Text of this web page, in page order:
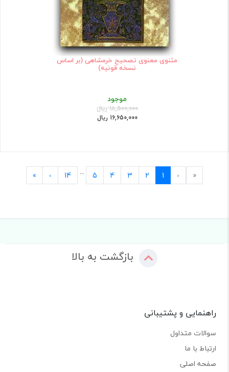
مثنوی معنوی تصحیح خرمشاهی (بر اساس
نسخه قونیه)
موجود
18,500,000 ریال
16,650,000 ریال
«
First
‹
Previous
1
2
3
4
5
...
14
›
Next
»
بازگشت به بالا
راهنمایی و پشتیبانی
سوالات متداول
ارتباط با ما
صفحه اصلی